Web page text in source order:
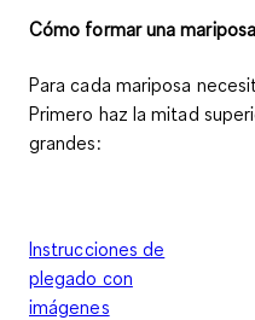
Cómo formar una
Para cada mariposa
Primero haz la mitad
grandes:
Instrucciones de
plegado con
imágenes